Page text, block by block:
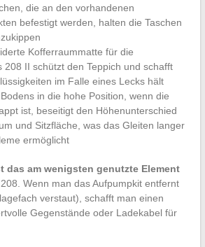
die an den vorhandenen
befestigt werden, halten die Taschen
Kofferraummatte für die
208 II schützt den Teppich und schafft
im Falle eines Lecks hält
in die hohe Position, wenn die
ist, beseitigt den Höhenunterschied
und Sitzfläche, was das Gleiten langer
ermöglicht
das am wenigsten genutzte Element
Wenn man das Aufpumpkit entfernt
verstaut), schafft man einen
Gegenstände oder Ladekabel für